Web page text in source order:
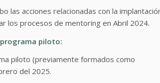
las acciones relacionadas con la
los procesos de mentoring en Abril 2024.
piloto:
piloto (previamente formados como
del 2025.